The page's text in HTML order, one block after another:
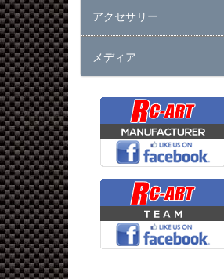
アクセサリー
メディア